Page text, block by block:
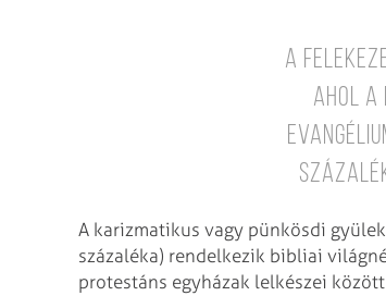
a
ahol a
A karizmatikus vagy pünkösdi
százaléka) rendelkezik bibliai
protestáns egyházak lelkészei